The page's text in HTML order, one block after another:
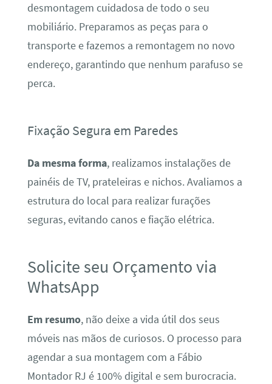
desmontagem cuidadosa de todo o seu
mobiliário. Preparamos as peças para o
transporte e fazemos a remontagem no novo
endereço, garantindo que nenhum parafuso se
perca.
Fixação Segura em Paredes
Da mesma forma, realizamos instalações de
painéis de TV, prateleiras e nichos. Avaliamos a
estrutura do local para realizar furações
seguras, evitando canos e fiação elétrica.
Solicite seu Orçamento via
WhatsApp
Em resumo, não deixe a vida útil dos seus
móveis nas mãos de curiosos. O processo para
agendar a sua montagem com a Fábio
Montador RJ é 100% digital e sem burocracia.